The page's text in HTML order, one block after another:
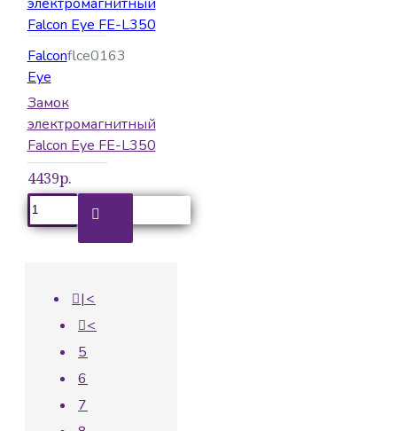
Falcon
Eye
flce0163
Замок
электромагнитный
Falcon Eye FE-L350
4439р.
|<
<
5
6
7